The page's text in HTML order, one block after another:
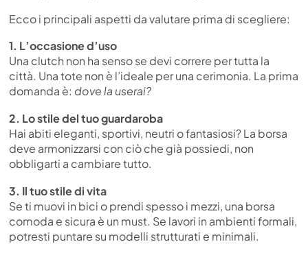
Ecco i principali aspetti da valutare prima di scegliere:
1. L’occasione d’uso
Una clutch non ha senso se devi correre per tutta la
città. Una tote non è l’ideale per una cerimonia. La prima
domanda è: dove la userai?
2. Lo stile del tuo guardaroba
Hai abiti eleganti, sportivi, neutri o fantasiosi? La borsa
deve armonizzarsi con ciò che già possiedi, non
obbligarti a cambiare tutto.
3. Il tuo stile di vita
Se ti muovi in bici o prendi spesso i mezzi, una borsa
comoda e sicura è un must. Se lavori in ambienti formali,
potresti puntare su modelli strutturati e minimali.